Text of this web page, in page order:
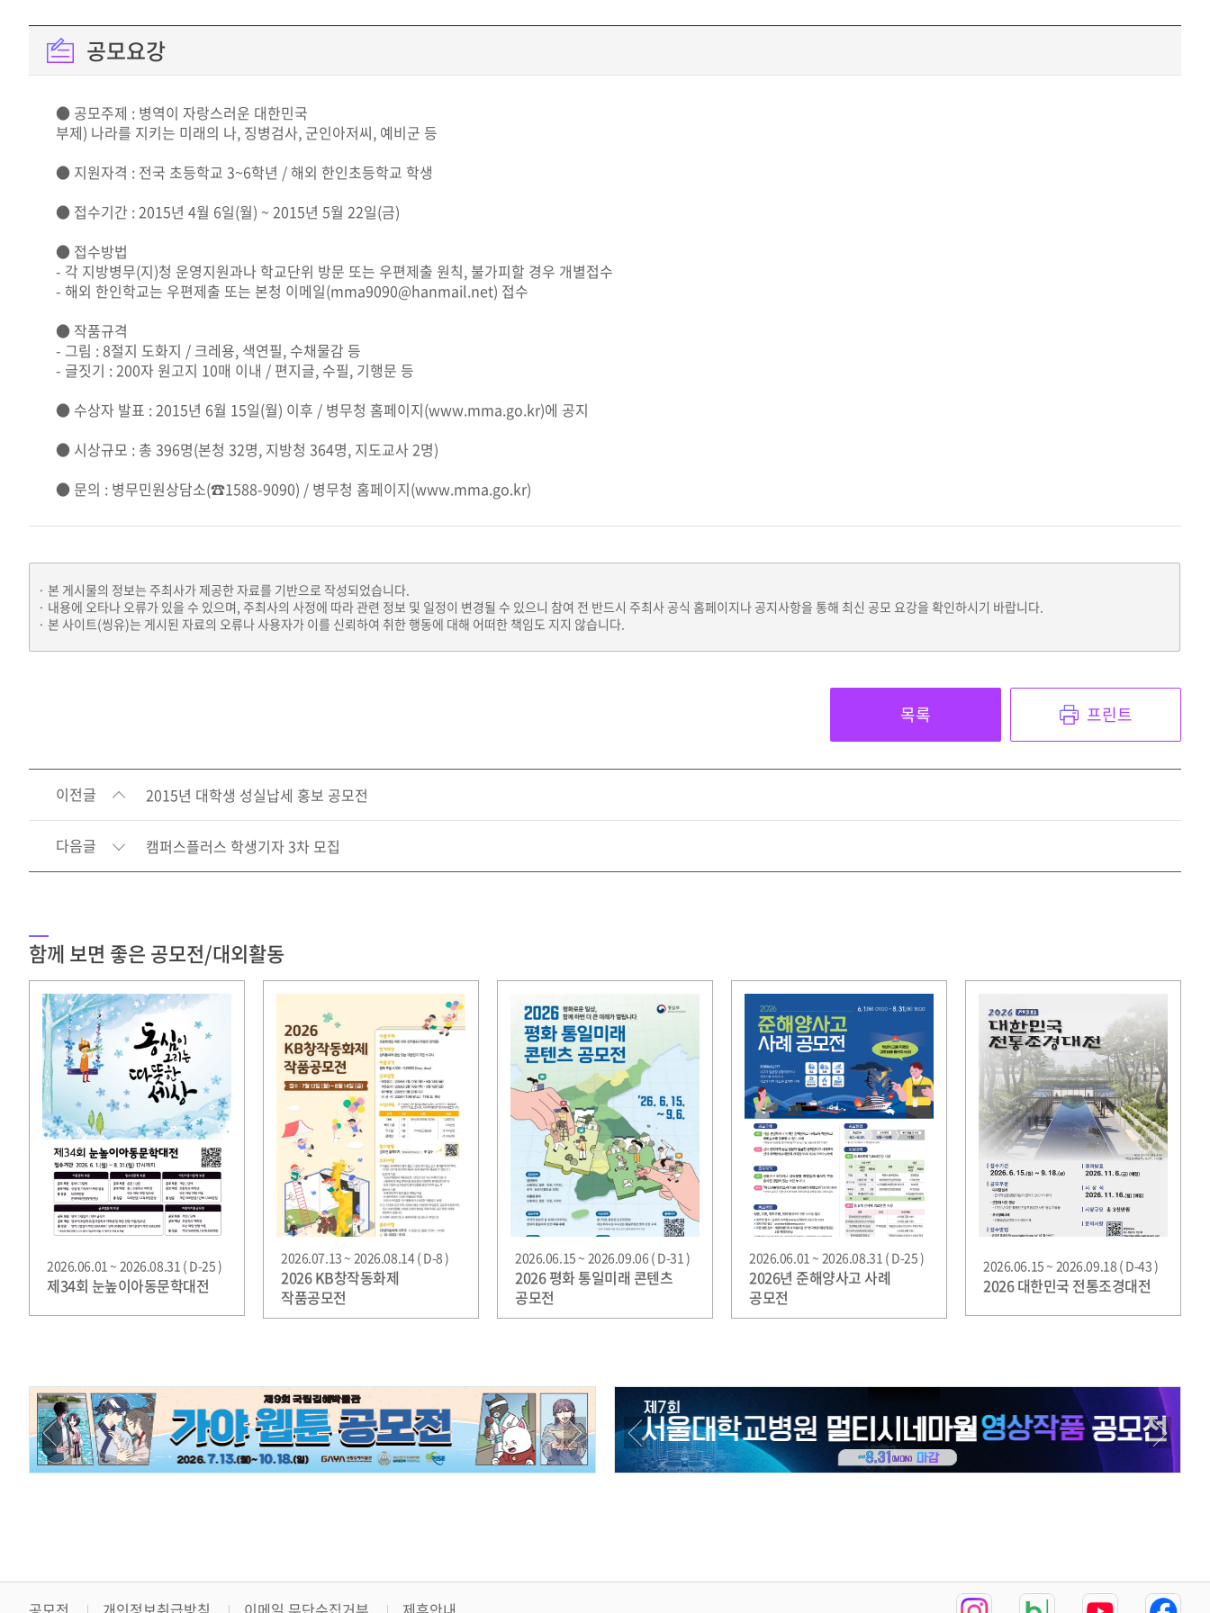
공모요강
● 공모주제 : 병역이 자랑스러운 대한민국
부제) 나라를 지키는 미래의 나, 징병검사, 군인아저씨, 예비군 등
● 지원자격 : 전국 초등학교 3~6학년 / 해외 한인초등학교 학생
● 접수기간 : 2015년 4월 6일(월) ~ 2015년 5월 22일(금)
● 접수방법
- 각 지방병무(지)청 운영지원과나 학교단위 방문 또는 우편제출 원칙, 불가피할 경우 개별접수
- 해외 한인학교는 우편제출 또는 본청 이메일(mma9090@hanmail.net) 접수
● 작품규격
- 그림 : 8절지 도화지 / 크레용, 색연필, 수채물감 등
- 글짓기 : 200자 원고지 10매 이내 / 편지글, 수필, 기행문 등
● 수상자 발표 : 2015년 6월 15일(월) 이후 / 병무청 홈페이지(www.mma.go.kr)에 공지
● 시상규모 : 총 396명(본청 32명, 지방청 364명, 지도교사 2명)
● 문의 : 병무민원상담소(☎1588-9090) / 병무청 홈페이지(www.mma.go.kr)
본 게시물의 정보는 주최사가 제공한 자료를 기반으로 작성되었습니다.
내용에 오타나 오류가 있을 수 있으며, 주최사의 사정에 따라 관련 정보 및 일정이 변경될 수 있으니 참여 전 반드시 주최사 공식 홈페이지나 공지사항을 통해 최신 공모 요강을 확인하시기 바랍니다.
본 사이트(씽유)는 게시된 자료의 오류나 사용자가 이를 신뢰하여 취한 행동에 대해 어떠한 책임도 지지 않습니다.
목록 프린트
이전글 2015년 대학생 성실납세 홍보 공모전
다음글 캠퍼스플러스 학생기자 3차 모집
함께 보면 좋은 공모전/대외활동
2026.06.01 ~ 2026.08.31 ( D-25 )
제34회 눈높이아동문학대전
2026.07.13 ~ 2026.08.14 ( D-8 )
2026 KB창작동화제
작품공모전
2026.06.15 ~ 2026.09.06 ( D-31 )
2026 평화 통일미래 콘텐츠
공모전
2026.06.01 ~ 2026.08.31 ( D-25 )
2026년 준해양사고 사례
공모전
2026.06.15 ~ 2026.09.18 ( D-43 )
2026 대한민국 전통조경대전